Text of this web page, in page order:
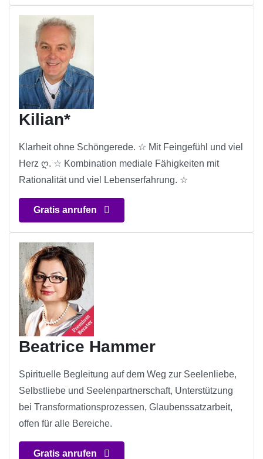
Kilian*
Klarheit ohne Schöngerede. ☆ Mit Feingefühl und viel
Herz ღ. ☆ Kombination mediale Fähigkeiten mit
Rationalität und viel Lebenserfahrung. ☆
Gratis anrufen
Beatrice Hammer
Spirituelle Begleitung auf dem Weg zur Seelenliebe,
Selbstliebe und Seelenpartnerschaft, Unterstützung
bei Transformationsprozessen, Glaubenssatzarbeit,
offen für alle Bereiche.
Gratis anrufen